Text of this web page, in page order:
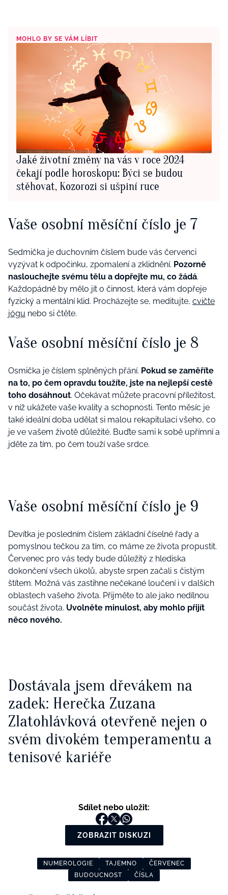
MOHLO BY SE VÁM LÍBIT
Jaké životní změny na vás v roce 2024
čekají podle horoskopu: Býci se budou
stěhovat, Kozorozi si ušpiní ruce
Vaše osobní měsíční číslo je 7
Sedmička je duchovním číslem bude vás červenci
vyzývat k odpočinku, zpomalení a zklidnění. Pozorně
naslouchejte svému tělu a dopřejte mu, co žádá.
Každopádně by mělo jít o činnost, která vám dopřeje
fyzický a mentální klid. Procházejte se, meditujte, cvičte
jógu nebo si čtěte.
Vaše osobní měsíční číslo je 8
Osmička je číslem splněných přání. Pokud se zaměříte
na to, po čem opravdu toužíte, jste na nejlepší cestě
toho dosáhnout. Očekávat můžete pracovní příležitost,
v níž ukážete vaše kvality a schopnosti. Tento měsíc je
také ideální doba udělat si malou rekapitulaci všeho, co
je ve vašem životě důležité. Buďte sami k sobě upřímní a
jděte za tím, po čem touží vaše srdce.
Vaše osobní měsíční číslo je 9
Devítka je posledním číslem základní číselné řady a
pomyslnou tečkou za tím, co máme ze života propustit.
Červenec pro vás tedy bude důležitý z hlediska
dokončení všech úkolů, abyste srpen začali s čistým
štítem. Možná vás zastihne nečekané loučení i v dalších
oblastech vašeho života. Přijměte to ale jako nedílnou
součást života. Uvolněte minulost, aby mohlo přijít
něco nového.
Dostávala jsem dřevákem na
zadek: Herečka Zuzana
Zlatohlávková otevřeně nejen o
svém divokém temperamentu a
tenisové kariéře
Sdílet nebo uložit:
ZOBRAZIT DISKUZI
NUMEROLOGIE TAJEMNO
ČERVENEC
BUDOUCNOST
ČÍSLA